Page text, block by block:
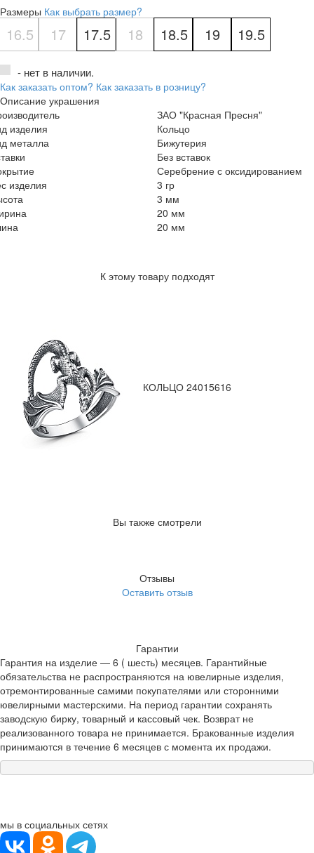
Размеры Как выбрать размер?
16.5 17 17.5 18 18.5 19 19.5
- нет в наличии.
Как заказать оптом? Как заказать в розницу?
Описание украшения
ЗАО "Красная Пресня"
изделия
Кольцо
металла
Бижутерия
Без вставок
Серебрение с оксидированием
изделия
3 гр
3 мм
20 мм
20 мм
К этому товару подходят
КОЛЬЦО 24015616
Вы также смотрели
Отзывы
Оставить отзыв
Гарантии
Гарантия на изделие — 6 ( шесть) месяцев. Гарантийные
обязательства не распространяются на ювелирные изделия,
отремонтированные самими покупателями или сторонними
ювелирными мастерскими. На период гарантии сохранять
заводскую бирку, товарный и кассовый чек. Возврат не
реализованного товара не принимается. Бракованные изделия
принимаются в течение 6 месяцев с момента их продажи.
мы в социальных сетях